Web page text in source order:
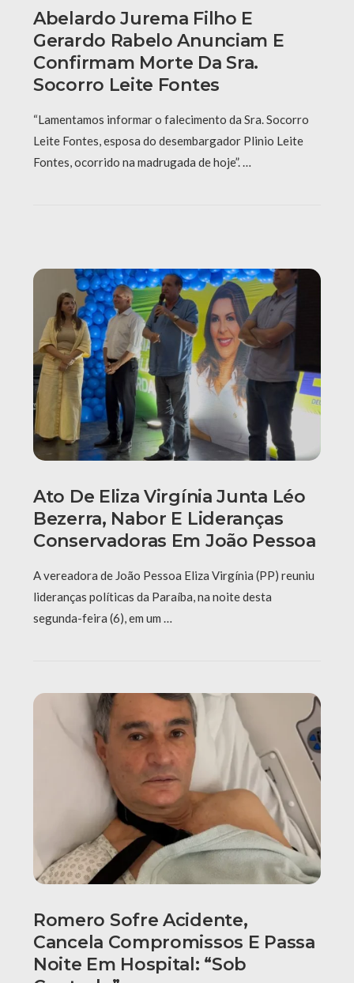
Abelardo Jurema Filho E
Gerardo Rabelo Anunciam E
Confirmam Morte Da Sra.
Socorro Leite Fontes
“Lamentamos informar o falecimento da Sra. Socorro
Leite Fontes, esposa do desembargador Plinio Leite
Fontes, ocorrido na madrugada de hoje”. …
Ato De Eliza Virgínia Junta Léo
Bezerra, Nabor E Lideranças
Conservadoras Em João Pessoa
A vereadora de João Pessoa Eliza Virgínia (PP) reuniu
lideranças políticas da Paraíba, na noite desta
segunda-feira (6), em um …
Romero Sofre Acidente,
Cancela Compromissos E Passa
Noite Em Hospital: “Sob